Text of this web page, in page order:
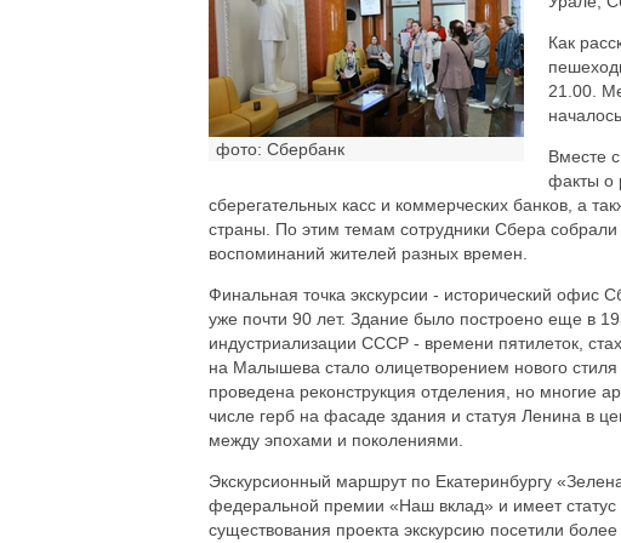
фото: Сбербанк
Как
21.00.
Вместе
факты о
сберегательных касс и коммерческих банков, а
страны. По этим темам сотрудники Сбера собрали
воспоминаний жителей разных времен.
Финальная точка экскурсии - исторический
уже почти 90 лет. Здание было построено еще в
индустриализации СССР - времени пятилеток,
на Малышева стало олицетворением нового
проведена реконструкция отделения, но многие
числе герб на фасаде здания и статуя Ленина в
между эпохами и поколениями.
Экскурсионный маршрут по Екатеринбургу
федеральной премии «Наш вклад» и имеет
существования проекта экскурсию посетили